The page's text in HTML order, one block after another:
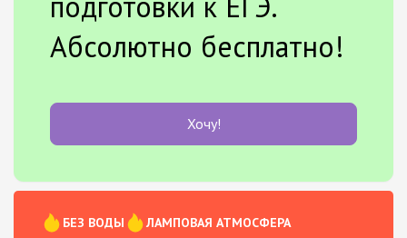
Абсолютно бесплатно!
Хочу!
БЕЗ ВОДЫ
ЛАМПОВАЯ АТМОСФЕРА